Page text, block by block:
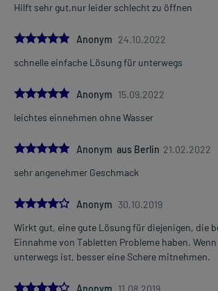
Hilft sehr gut,nur leider schlecht zu öffnen
5.0Anonym 24.10.2022
schnelle einfache Lösung für unterwegs
5.0Anonym 15.09.2022
leichtes einnehmen ohne Wasser
5.0Anonym aus Berlin 21.02.2022
sehr angenehmer Geschmack
4.0Anonym 30.10.2019
Wirkt gut, eine gute Lösung für diejenigen, die
Einnahme von Tabletten Probleme haben.
unterwegs ist, besser eine Schere mitnehmen.
4.0Anonym 11.08.2019